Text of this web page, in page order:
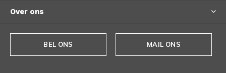
Over ons
BEL ONS MAIL ONS